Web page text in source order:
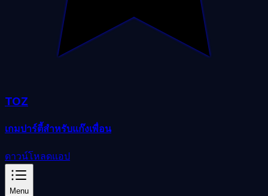
TOZ
เกมปาร์ตี้สำหรับแก๊งเพื่อน
ดาวน์โหลดแอป
Menu